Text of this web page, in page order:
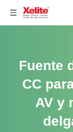
Fuente
CC
AV y